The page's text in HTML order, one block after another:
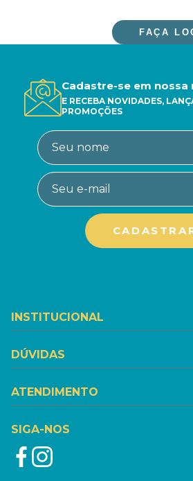
FAÇA
Cadastre-se em
E RECEBA NOVIDADES,
PROMOÇÕES
INSTITUCIONAL
DÚVIDAS
ATENDIMENTO
SIGA-NOS